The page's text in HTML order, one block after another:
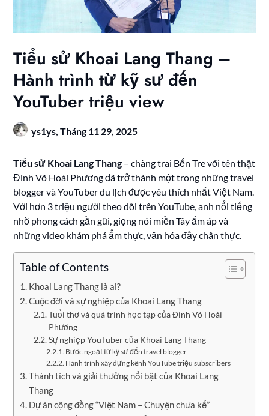
Tiểu sử Khoai Lang Thang –
Hành trình từ kỹ sư đến
YouTuber triệu view
ys1ys,Tháng 11 29, 2025
Tiểu sử Khoai Lang Thang – chàng trai Bến Tre với tên thật
Đinh Võ Hoài Phương đã trở thành một trong những travel
blogger và YouTuber du lịch được yêu thích nhất Việt Nam.
Với hơn 3 triệu người theo dõi trên YouTube, anh nổi tiếng
nhờ phong cách gần gũi, giọng nói miền Tây ấm áp và
những video khám phá ẩm thực, văn hóa đầy chân thực.
Table of Contents
Khoai Lang Thang là ai?
Cuộc đời và sự nghiệp của Khoai Lang Thang
Tuổi thơ và quá trình học tập của Đinh Võ Hoài
Phương
Sự nghiệp YouTuber của Khoai Lang Thang
Bước ngoặt từ kỹ sư đến travel blogger
Hành trình xây dựng kênh YouTube triệu subscribers
Thành tích và giải thưởng nổi bật của Khoai Lang
Thang
Dự án cộng đồng “Việt Nam – Chuyện chưa kể”